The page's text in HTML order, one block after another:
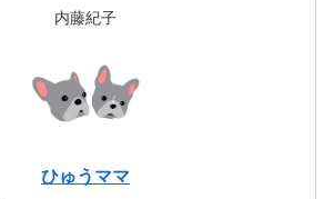
内藤紀子
ひゅうママ